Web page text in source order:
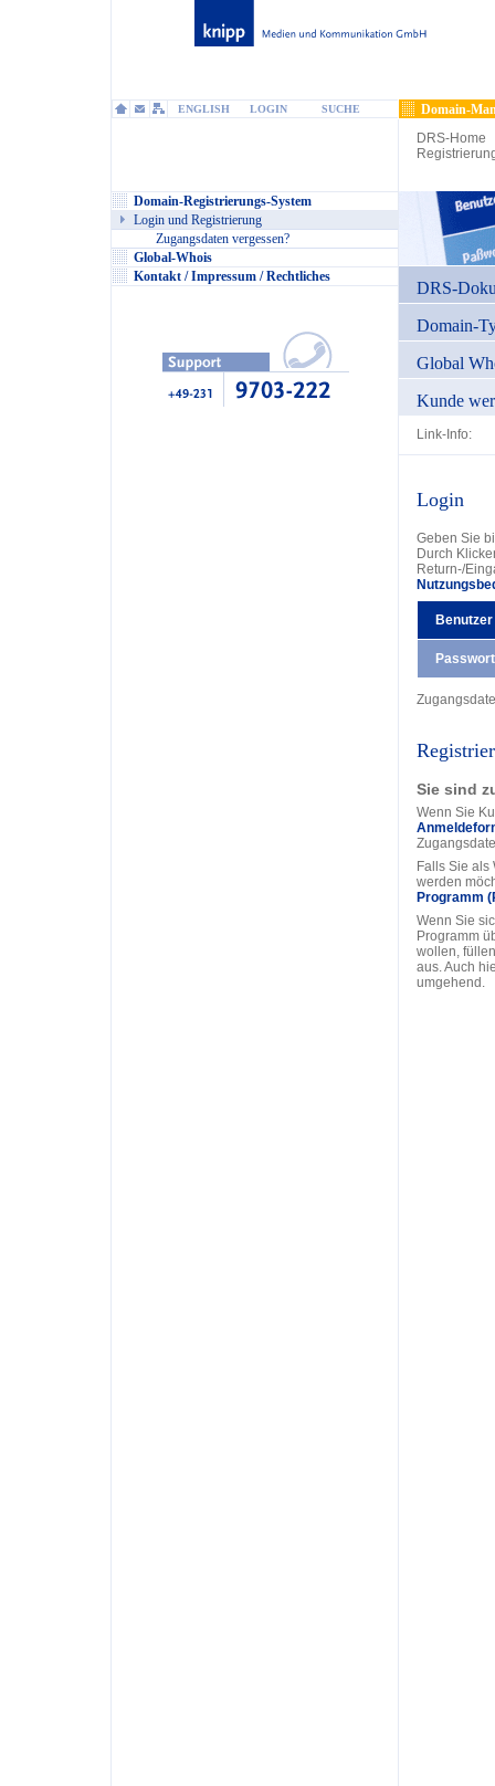
ENGLISH LOGIN SUCHE
Domain-
DRS-Home
Domain-Registrierungs-System
Login und Registrierung
Zugangsdaten vergessen?
Global-Whois
Kontakt / Impressum / Rechtliches
DRS-
Domain-
Global
Kunde
Link-Info:
Login
Geben Sie
Durch
Return-/
Benutzer
Passwort
Sie sind
Wenn Sie
Falls Sie als
werden
Programm
Wenn Sie
Programm
wollen,
aus. Auch
umgehend.